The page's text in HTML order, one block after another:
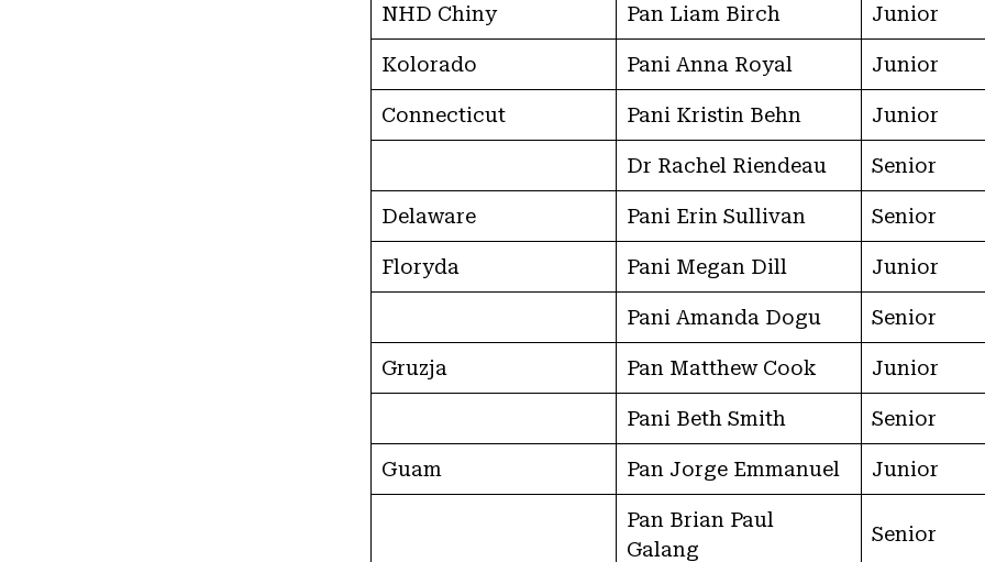
NHD Chiny Pan Liam Birch Junior
Kolorado Pani Anna Royal Junior
Connecticut Pani Kristin Behn Junior
Dr Rachel Riendeau Senior
Delaware Pani Erin Sullivan Senior
Floryda Pani Megan Dill Junior
Pani Amanda Dogu Senior
Gruzja Pan Matthew Cook Junior
Pani Beth Smith Senior
Guam Pan Jorge Emmanuel Junior
Pan Brian Paul
Galang
Senior